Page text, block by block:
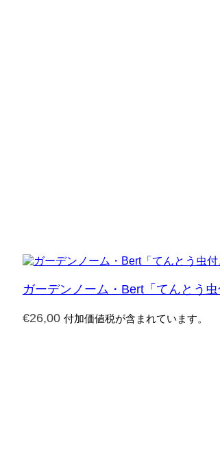
ガーデンノーム・Bert「てんとう虫
€26,00 付加価値税が含まれています。